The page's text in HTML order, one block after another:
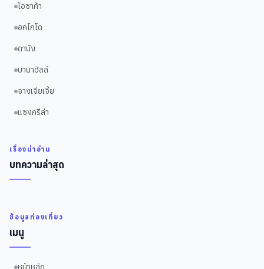
โอซาก้า
ฮกไกโด
ดานัง
บานาฮิลล์
จางเจียเจี้ย
แซงกรีล่า
เรื่องน่าอ่าน
บทความล่าสุด
ข้อมูลท่องเที่ยว
เมนู
หน้าหลัก